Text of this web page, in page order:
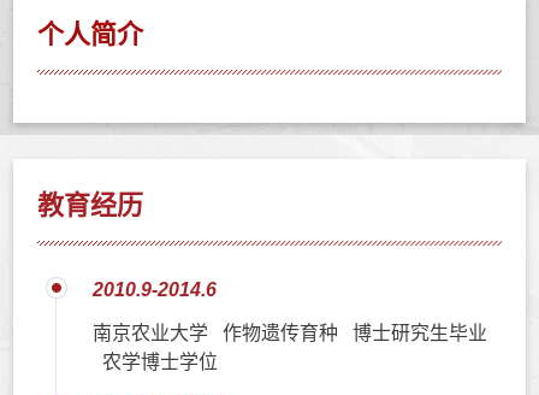
个人简介
教育经历
2010.9-2014.6
南京农业大学 作物遗传育种 博士研究生毕业
农学博士学位